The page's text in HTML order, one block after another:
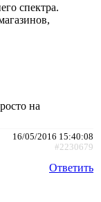
спектра.
на
16/05/2016 15:40:08
#2230679
Ответить